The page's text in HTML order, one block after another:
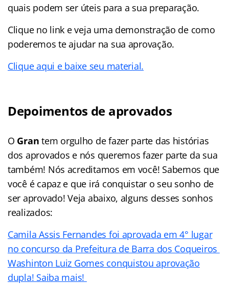
quais podem ser úteis para a sua preparação.
Clique no link e veja uma demonstração de como
poderemos te ajudar na sua aprovação.
Clique aqui e baixe seu material.
Depoimentos de aprovados
O Gran tem orgulho de fazer parte das histórias
dos aprovados e nós queremos fazer parte da sua
também! Nós acreditamos em você! Sabemos que
você é capaz e que irá conquistar o seu sonho de
ser aprovado! Veja abaixo, alguns desses sonhos
realizados:
Camila Assis Fernandes foi aprovada em 4° lugar
no concurso da Prefeitura de Barra dos Coqueiros
Washinton Luiz Gomes conquistou aprovação
dupla! Saiba mais!